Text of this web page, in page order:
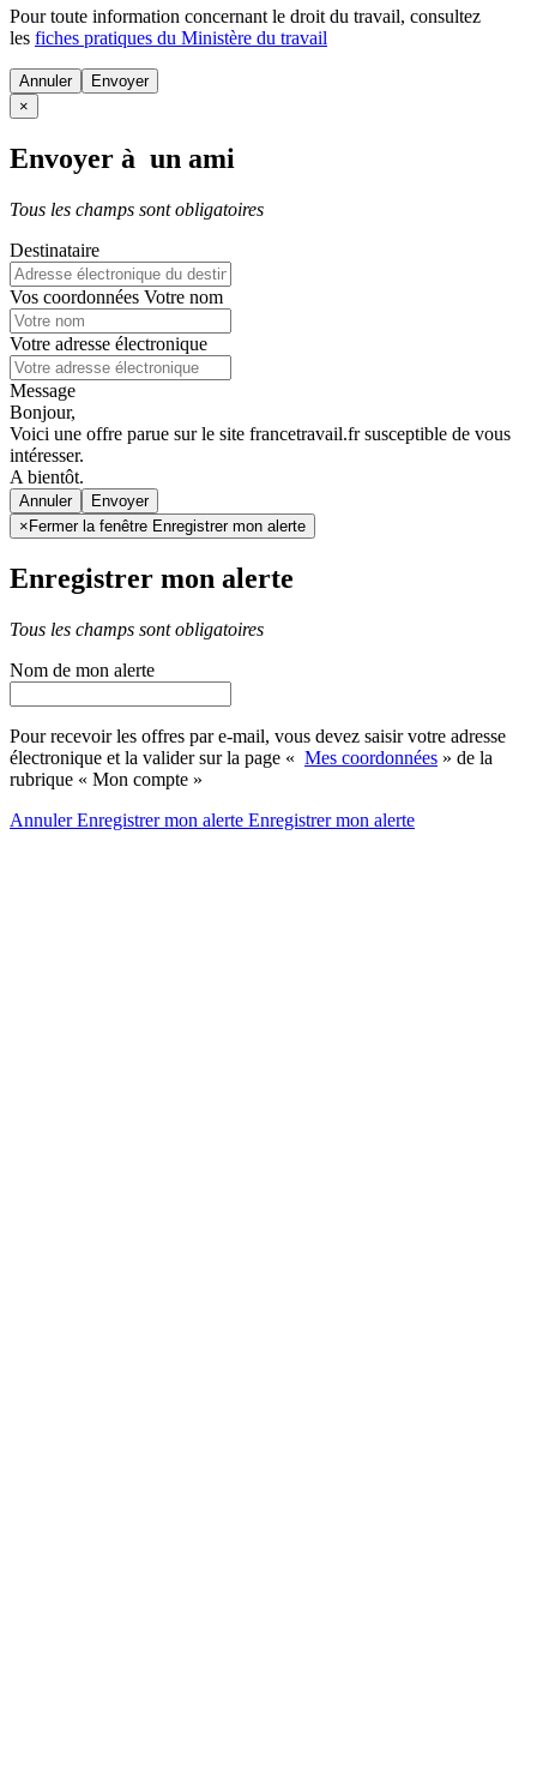
Pour toute information concernant le droit du travail, consultez
les fiches pratiques du Ministère du travail
Annuler
×
Envoyer à un ami
Tous les champs sont obligatoires
Destinataire
Vos coordonnées Votre nom
Votre adresse électronique
Message
Bonjour,
Voici une offre parue sur le site francetravail.fr susceptible de vous
intéresser.
A bientôt.
Annuler
× Fermer la fenêtre Enregistrer mon alerte
Enregistrer mon alerte
Tous les champs sont obligatoires
Nom de mon alerte
Pour recevoir les offres par e-mail, vous devez saisir votre adresse
électronique et la valider sur la page « Mes coordonnées » de la
rubrique « Mon compte »
AnnulerEnregistrer mon alerte Enregistrermon alerte